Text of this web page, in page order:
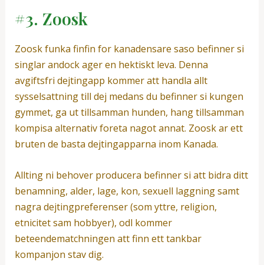
#3. Zoosk
Zoosk funka finfin for kanadensare saso befinner si
singlar andock ager en hektiskt leva. Denna
avgiftsfri dejtingapp kommer att handla allt
sysselsattning till dej medans du befinner si kungen
gymmet, ga ut tillsamman hunden, hang tillsamman
kompisa alternativ foreta nagot annat. Zoosk ar ett
bruten de basta dejtingapparna inom Kanada.
Allting ni behover producera befinner si att bidra ditt
benamning, alder, lage, kon, sexuell laggning samt
nagra dejtingpreferenser (som yttre, religion,
etnicitet sam hobbyer), odl kommer
beteendematchningen att finn ett tankbar
kompanjon stav dig.